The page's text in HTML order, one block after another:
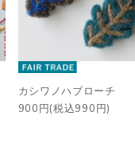
カシワノハブローチ
900円(税込990円)